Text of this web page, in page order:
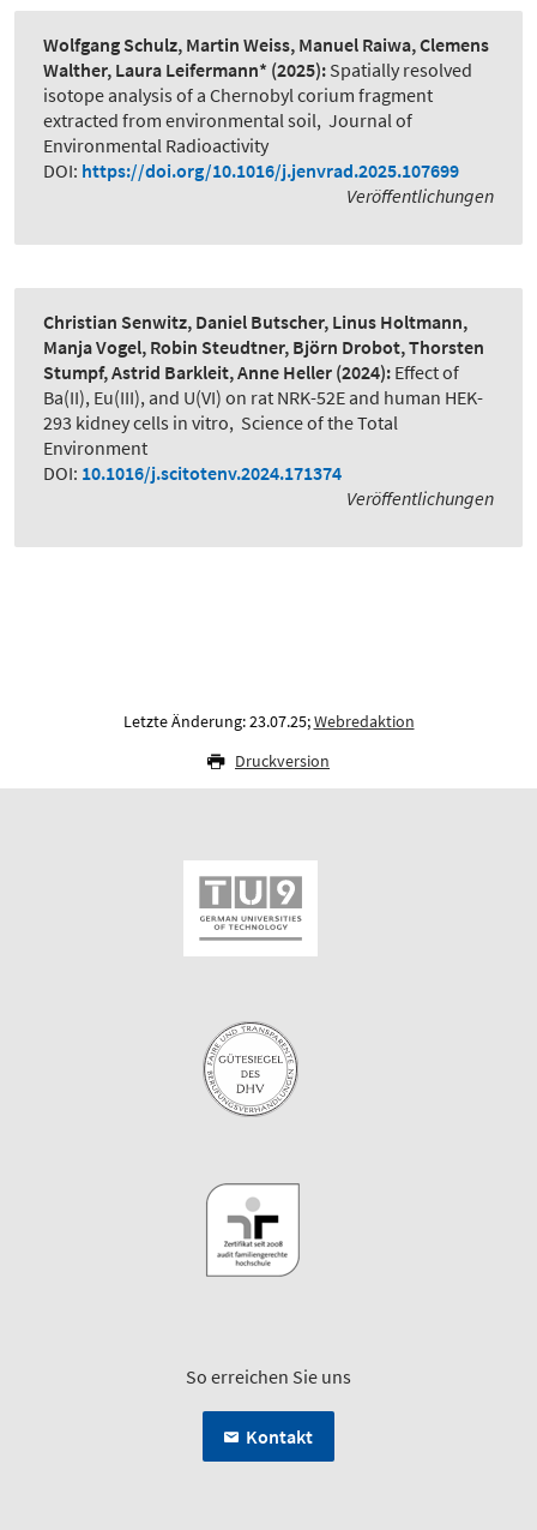
Wolfgang Schulz, Martin Weiss, Manuel Raiwa, Clemens
Walther, Laura Leifermann* (2025): Spatially resolved
isotope analysis of a Chernobyl corium fragment
extracted from environmental soil, Journal of
Environmental Radioactivity
DOI: https://doi.org/10.1016/j.jenvrad.2025.107699
Veröffentlichungen
Christian Senwitz, Daniel Butscher, Linus Holtmann,
Manja Vogel, Robin Steudtner, Björn Drobot, Thorsten
Stumpf, Astrid Barkleit, Anne Heller (2024): Effect of
Ba(II), Eu(III), and U(VI) on rat NRK-52E and human HEK-
293 kidney cells in vitro, Science of the Total
Environment
DOI: 10.1016/j.scitotenv.2024.171374
Veröffentlichungen
Letzte Änderung: 23.07.25;Webredaktion
Druckversion
So erreichen Sie uns
Kontakt